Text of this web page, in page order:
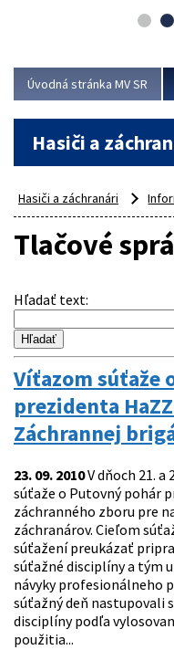
Úvodná stránka MV SR
Hasiči a
Hasiči a záchranári
Tlačové
Hľadať text:
Víťazom súťaže
prezidenta
Záchrannej
23. 09. 2010V dňoch 21. a
súťaže o Putovný pohár
záchranného zboru pre
záchranárov. Cieľom
súťažení preukázať
súťažné disciplíny a tým
návyky profesionálneho
súťažný deň nastupovali
disciplíny podľa
použitia...